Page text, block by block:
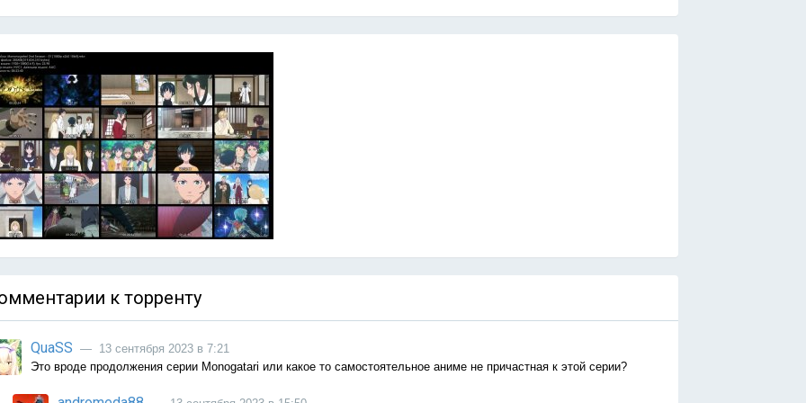
к торренту
QuaSS — 13 сентября 2023 в 7:21
Это вроде продолжения серии Monogatari или какое то самостоятельное аниме не причастная к этой серии?